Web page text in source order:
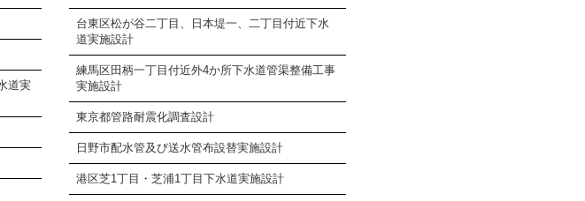
道実
台東区松が谷二丁目、日本堤一、二丁目付近下水
道実施設計
練馬区田柄一丁目付近外4か所下水道管渠整備工事
実施設計
東京都管路耐震化調査設計
日野市配水管及び送水管布設替実施設計
港区芝1丁目・芝浦1丁目下水道実施設計